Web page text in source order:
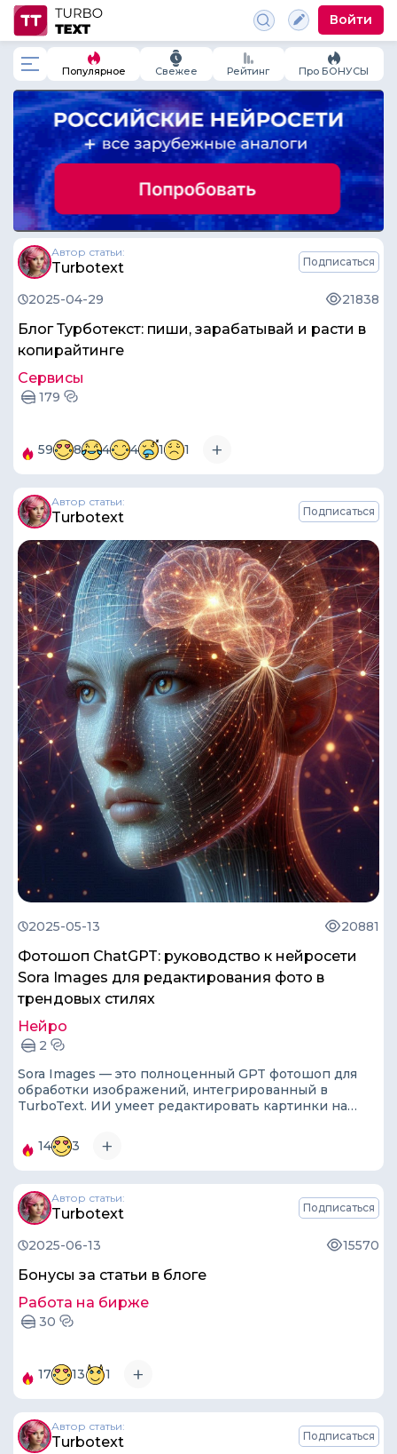
Войти
Популярное Свежее Рейтинг Про БОНУСЫ
Автор статьи:
Turbotext Подписаться
2025-04-29 21838
Блог Турботекст: пиши, зарабатывай и расти в
копирайтинге
Сервисы
179
59 8 4 4 1 1
Автор статьи:
Turbotext Подписаться
2025-05-13 20881
Фотошоп ChatGPT: руководство к нейросети
Sora Images для редактирования фото в
трендовых стилях
Нейро
2
Sora Images — это полноценный GPT фотошоп для
обработки изображений, интегрированный в
TurboText. ИИ умеет редактировать картинки на
коробке, Ghibli и т.п.), менять внешность человека,
удалять и добавлять объекты на фото, писать текст на
изображениях и многое другое.
14 3
Автор статьи:
Turbotext Подписаться
2025-06-13 15570
Бонусы за статьи в блоге
Работа на бирже
30
17 13 1
Автор статьи:
Turbotext Подписаться